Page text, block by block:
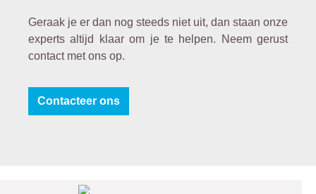
Geraak je er dan nog steeds niet uit, dan staan onze
experts altijd klaar om je te helpen. Neem gerust
contact met ons op.
Contacteer ons